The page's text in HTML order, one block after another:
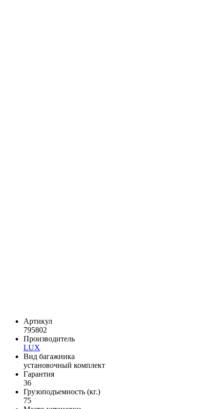
Артикул
795802
Производитель
LUX
Вид багажника
установочный комплект
Гарантия
36
Грузоподъемность (кг.)
75